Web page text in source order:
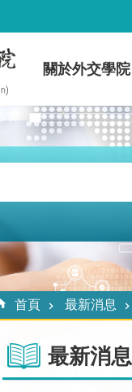
關於外交學院
首頁 最新消息
最新消息